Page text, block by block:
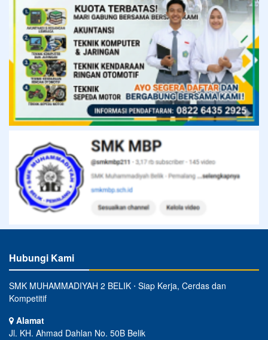
Hubungi Kami
SMK MUHAMMADIYAH 2 BELIK ⋅ Siap Kerja, Cerdas dan
Kompetitif
Alamat
Jl. KH. Ahmad Dahlan No. 50B Belik